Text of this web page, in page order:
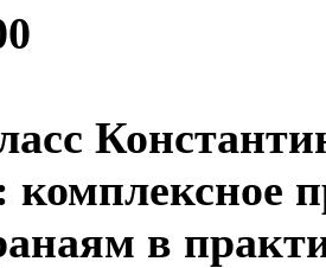
комплексное
в